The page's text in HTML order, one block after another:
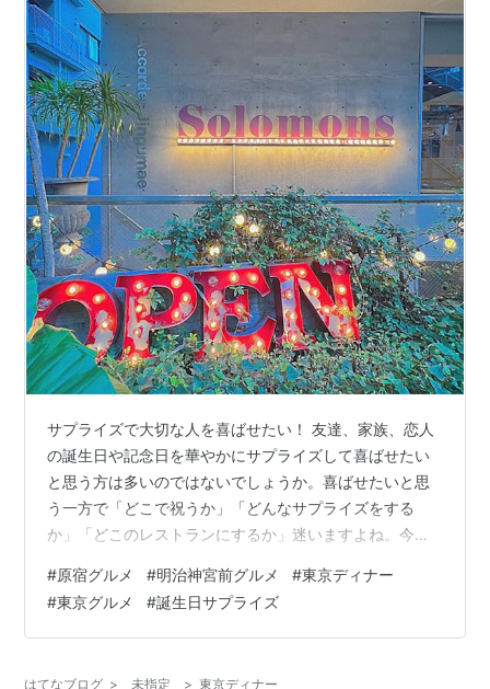
サプライズで大切な人を喜ばせたい！ 友達、家族、恋人
の誕生日や記念日を華やかにサプライズして喜ばせたい
と思う方は多いのではないでしょうか。喜ばせたいと思
う一方で「どこで祝うか」「どんなサプライズをする
か」「どこのレストランにするか」迷いますよね。今
す！ 実際に、ぜひ参考にしてみてはいかがでしょうか？
都内でサプライズするならレストラン「solomons(ソロモ
ンズ)」 明治神宮駅から徒歩10分ほどにある原宿
#原宿グルメ #明治神宮前グルメ #東京ディナー
#東京グルメ #誕生日サプライズ
はてなブログ > 未指定 > 東京ディナー